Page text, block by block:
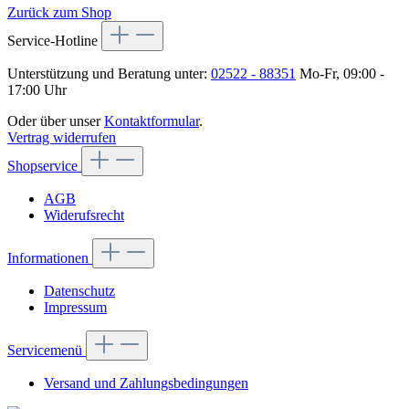
Zurück zum Shop
Service-Hotline
Unterstützung und Beratung unter: 02522 - 88351 Mo-Fr, 09:00 -
17:00 Uhr
Oder über unserKontaktformular.
Vertrag widerrufen
Shopservice
AGB
Widerufsrecht
Informationen
Datenschutz
Impressum
Servicemenü
Versand und Zahlungsbedingungen